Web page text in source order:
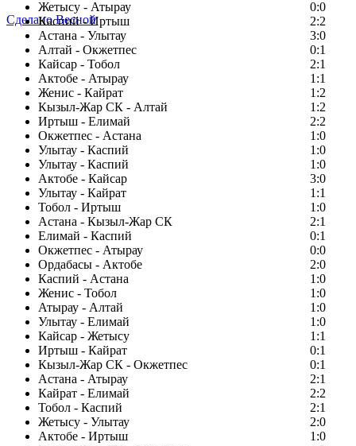
Жетысу - Атырау
0:0
Каспий - Иртыш
2:2
Астана - Улытау
3:0
Алтай - Окжетпес
0:1
Кайсар - Тобол
2:1
Актобе - Атырау
1:1
Женис - Кайрат
1:2
Кызыл-Жар СК - Алтай
1:2
Иртыш - Елимай
2:2
Окжетпес - Астана
1:0
Улытау - Каспий
1:0
Улытау - Каспий
1:0
Актобе - Кайсар
3:0
Улытау - Кайрат
1:1
Тобол - Иртыш
1:0
Астана - Кызыл-Жар СК
2:1
Елимай - Каспий
0:1
Окжетпес - Атырау
0:0
Ордабасы - Актобе
2:0
Каспий - Астана
1:0
Женис - Тобол
1:0
Атырау - Алтай
1:0
Улытау - Елимай
1:0
Кайсар - Жетысу
1:1
Иртыш - Кайрат
0:1
Кызыл-Жар СК - Окжетпес
0:1
Астана - Атырау
2:1
Кайрат - Елимай
2:2
Тобол - Каспий
2:1
Жетысу - Улытау
2:0
Актобе - Иртыш
1:0
Сделано Весной